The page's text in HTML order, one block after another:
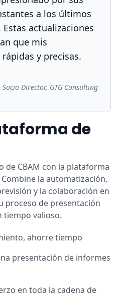
a los últimos
actualizaciones
que mis
y precisas.
Socio Director, GTG Consulting
de
de CBAM con la plataforma
la automatización,
y la colaboración en
proceso de presentación
tiempo valioso.
ahorre tiempo
presentación de informes
en toda la cadena de